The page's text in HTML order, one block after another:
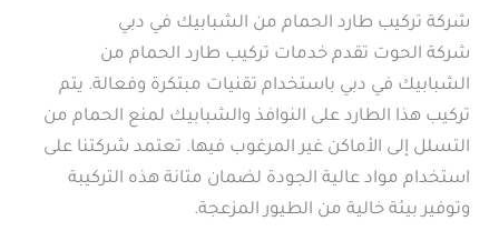
شركة تركيب طارد الحمام من الشبابيك في دبي
شركة الحوت تقدم خدمات تركيب طارد الحمام من
الشبابيك في دبي باستخدام تقنيات مبتكرة وفعالة. يتم
تركيب هذا الطارد على النوافذ والشبابيك لمنع الحمام من
التسلل إلى الأماكن غير المرغوب فيها. تعتمد شركتنا على
استخدام مواد عالية الجودة لضمان متانة هذه التركيبة
وتوفير بيئة خالية من الطيور المزعجة.